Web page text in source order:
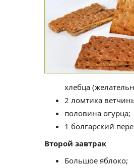
хлебца
2 ломтика
половина огурца;
1 болгарский
Второй завтрак
Большое яблоко;